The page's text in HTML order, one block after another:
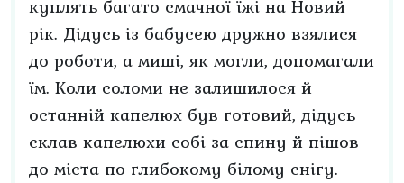
куплять багато смачної їжі на Новий
рік. Дідусь із бабусею дружно взялися
до роботи, а миші, як могли, допомагали
їм. Коли соломи не залишилося й
останній капелюх був готовий, дідусь
склав капелюхи собі за спину й пішов
до міста по глибокому білому снігу.